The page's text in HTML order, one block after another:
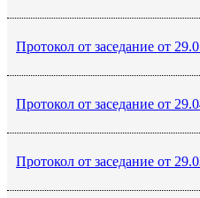
Протокол от заседание от
Протокол от заседание от
Протокол от заседание от